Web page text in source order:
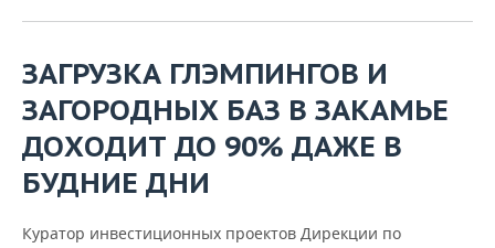
ЗАГРУЗКА ГЛЭМПИНГОВ И
ЗАГОРОДНЫХ БАЗ В ЗАКАМЬЕ
ДОХОДИТ ДО 90% ДАЖЕ В
БУДНИЕ ДНИ
Куратор инвестиционных проектов Дирекции по